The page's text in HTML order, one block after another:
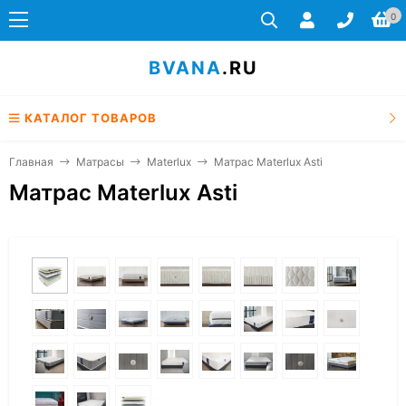
0
BVANA.RU
КАТАЛОГ ТОВАРОВ
Главная Матрасы Materlux Матрас Materlux Asti
Матрас Materlux Asti